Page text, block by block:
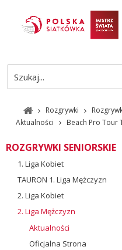
PL
Rozgrywki
Aktualności
Beach Pro Tour
ROZGRYWKI SENIORSKIE
1. Liga Kobiet
TAURON 1. Liga Mężczyzn
2. Liga Kobiet
2. Liga Mężczyzn
Aktualności
Oficjalna Strona